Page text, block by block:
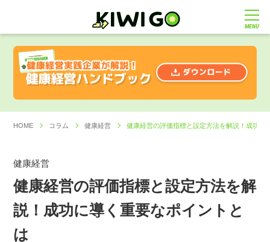
MENU
HOME コラム 健康経営 健康経営の評価指標と設定方法を解説！成功に
健康経営
健康経営の評価指標と設定方法を解
説！成功に導く重要なポイントと
は